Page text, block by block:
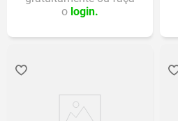
o login.